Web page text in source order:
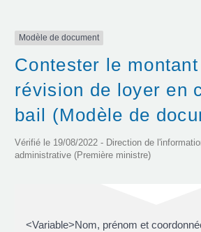
Modèle de document
Contester le
révision de loyer en
bail (Modèle de
Vérifié le 19/08/2022 - Direction de
administrative (Première ministre)
<Variable>Nom, prénom et